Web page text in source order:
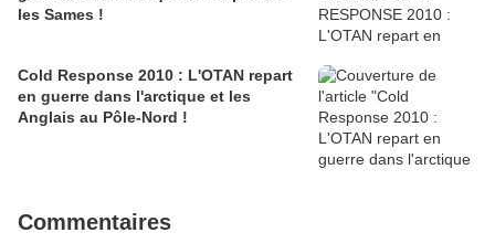
les Sames !
Cold Response 2010 : L'OTAN repart
en guerre dans l'arctique et les
Anglais au Pôle-Nord !
Commentaires